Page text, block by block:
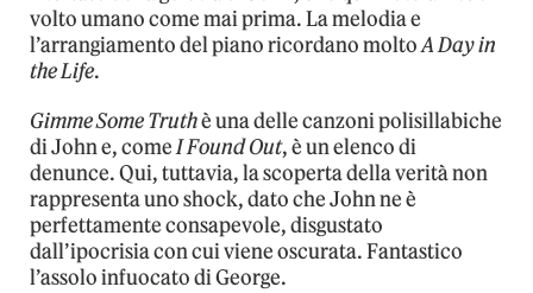
volto umano come mai prima. La melodia e
l’arrangiamento del piano ricordano moltoA Day in
the Life.
Gimme Some Truthè una delle canzoni polisillabiche
di John e, comeI Found Out, è un elenco di
denunce. Qui, tuttavia, la scoperta della verità non
rappresenta uno shock, dato che John ne è
perfettamente consapevole, disgustato
dall’ipocrisia con cui viene oscurata. Fantastico
l’assolo infuocato di George.